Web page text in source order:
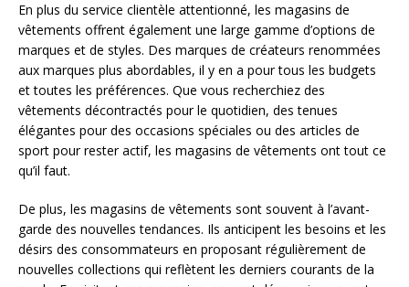
En plus du service clientèle attentionné, les magasins de
vêtements offrent également une large gamme d’options de
marques et de styles. Des marques de créateurs renommées
aux marques plus abordables, il y en a pour tous les budgets
et toutes les préférences. Que vous recherchiez des
vêtements décontractés pour le quotidien, des tenues
élégantes pour des occasions spéciales ou des articles de
sport pour rester actif, les magasins de vêtements ont tout ce
qu’il faut.
De plus, les magasins de vêtements sont souvent à l’avant-
garde des nouvelles tendances. Ils anticipent les besoins et les
désirs des consommateurs en proposant régulièrement de
nouvelles collections qui reflètent les derniers courants de la